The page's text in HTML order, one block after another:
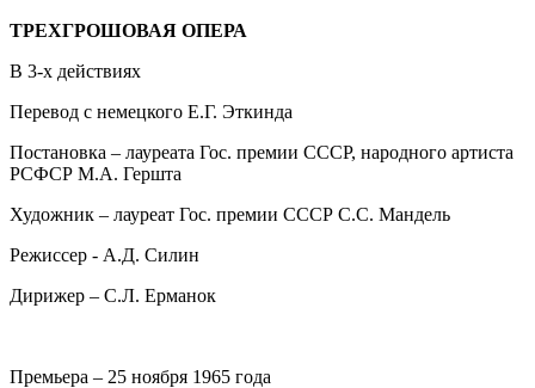
ТРЕХГРОШОВАЯ ОПЕРА
В 3-х действиях
Перевод с немецкого Е.Г. Эткинда
Постановка – лауреата Гос. премии СССР, народного артиста
РСФСР М.А. Гершта
Художник – лауреат Гос. премии СССР С.С. Мандель
Режиссер - А.Д. Силин
Дирижер – С.Л. Ерманок
Премьера – 25 ноября 1965 года